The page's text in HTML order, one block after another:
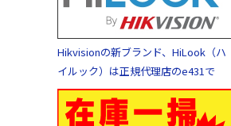
Hikvisionの新ブランド、HiLook（ハ
イルック）は正規代理店のe431で